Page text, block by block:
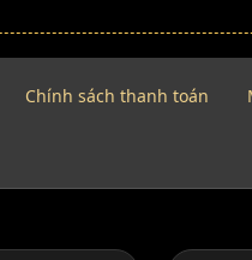
Chính sách thanh toán